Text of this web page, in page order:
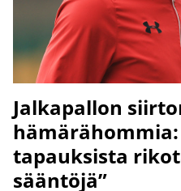
Jalkapallon
hämärähommia:
tapauksista
sääntöjä”